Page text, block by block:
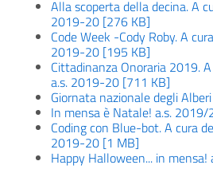
Alla scoperta della decina. A
2019-20 [276 KB]
Code Week -Cody Roby. A
2019-20 [195 KB]
Cittadinanza Onoraria 2019.
a.s. 2019-20 [711 KB]
Giornata nazionale degli
In mensa è Natale! a.s.
Coding con Blue-bot. A cura
2019-20 [1 MB]
Happy Halloween... in